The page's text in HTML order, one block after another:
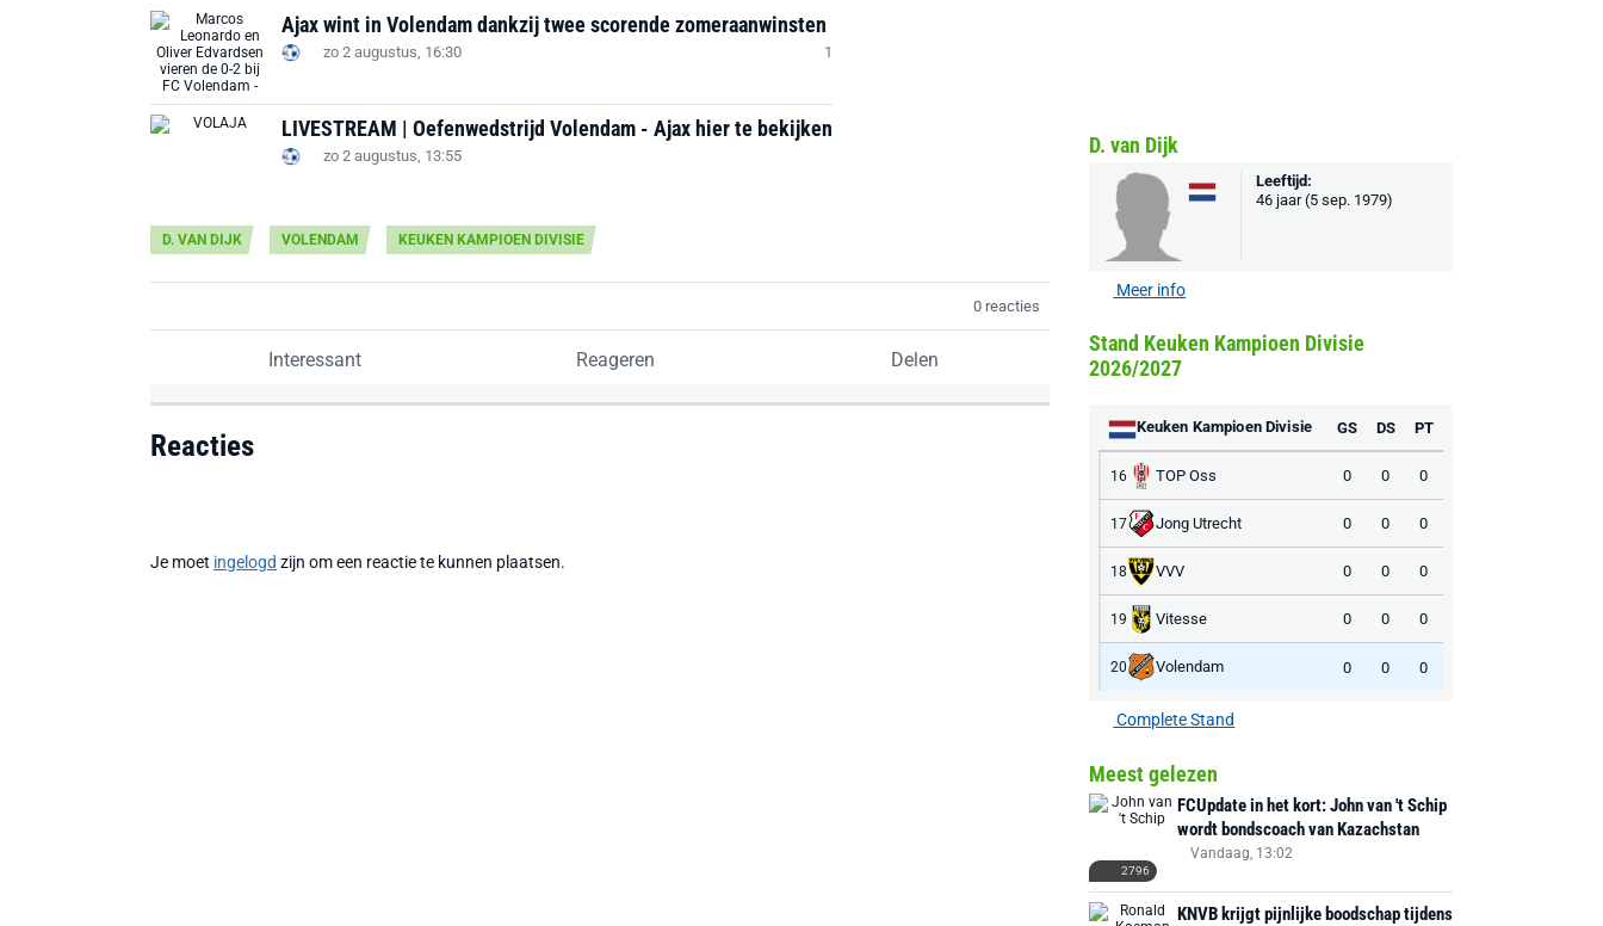
Ajax wint in Volendam dankzij twee scorende zomeraanwinsten
zo 2 augustus, 16:30 1
LIVESTREAM | Oefenwedstrijd Volendam - Ajax hier te bekijken
zo 2 augustus, 13:55
D. VAN DIJK VOLENDAM KEUKEN KAMPIOEN DIVISIE
0 reacties
Interessant Reageren Delen
Reacties
Je moet ingelogd zijn om een reactie te kunnen plaatsen.
D. van Dijk
Leeftijd:
46 jaar (5 sep. 1979)
Meer info
Stand Keuken Kampioen Divisie
2026/2027
Keuken Kampioen Divisie GS DS PT
16 TOP Oss 0 0 0
17 Jong Utrecht 0 0 0
18 VVV 0 0 0
19 Vitesse 0 0 0
20 Volendam 0 0 0
Complete Stand
Meest gelezen
2796
FCUpdate in het kort: John van 't Schip
wordt bondscoach van Kazachstan
Vandaag, 13:02
KNVB krijgt pijnlijke boodschap tijdens